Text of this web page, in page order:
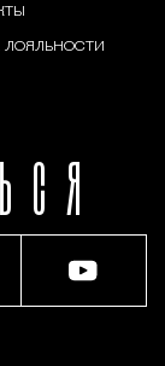
ЛОЯЛЬНОСТИ